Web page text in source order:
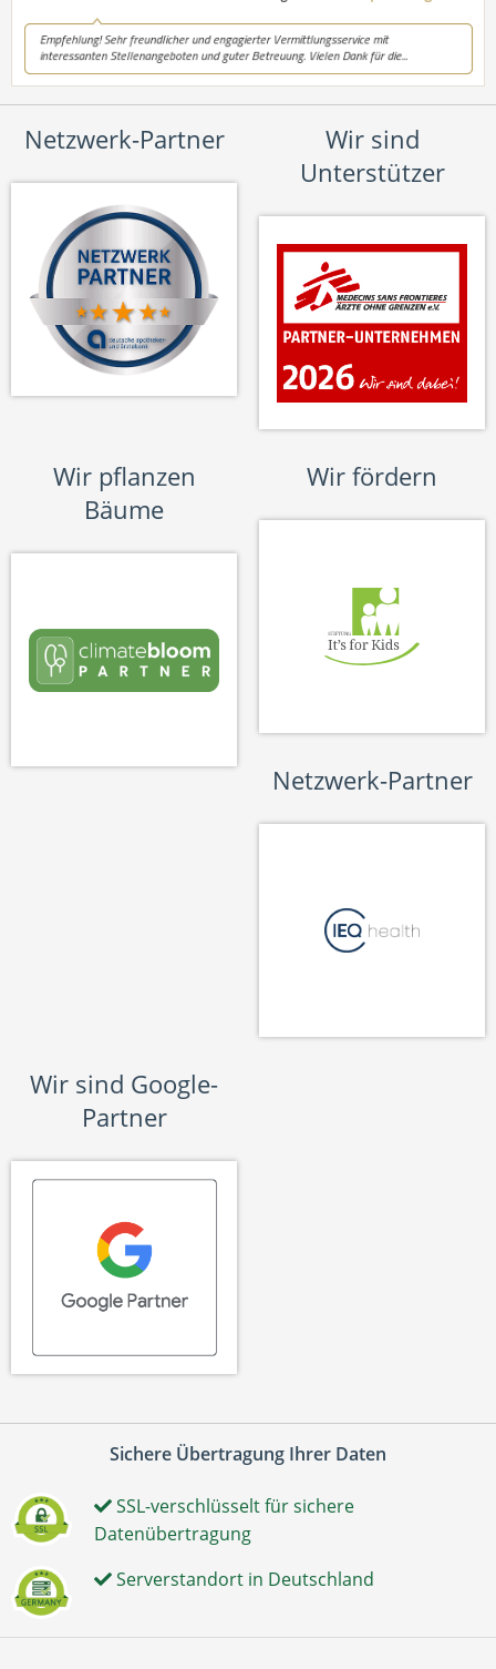
Netzwerk-Partner
Wir sind
Unterstützer
Wir pflanzen
Bäume
Wir fördern
Netzwerk-Partner
Wir sind Google-
Partner
Sichere Übertragung Ihrer Daten
SSL-verschlüsselt für sichere
Datenübertragung
Serverstandort in Deutschland